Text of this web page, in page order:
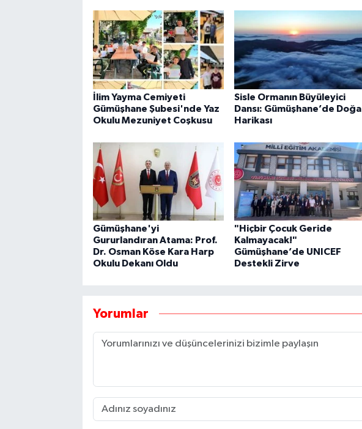
İlim Yayma Cemiyeti
Gümüşhane Şubesi'nde Yaz
Okulu Mezuniyet Coşkusu
Sisle Ormanın Büyüleyici
Dansı: Gümüşhane’de Doğa
Harikası
Gümüşhane'yi
Gururlandıran Atama: Prof.
Dr. Osman Köse Kara Harp
Okulu Dekanı Oldu
"Hiçbir Çocuk Geride
Kalmayacak!"
Gümüşhane’de UNICEF
Destekli Zirve
Yorumlar